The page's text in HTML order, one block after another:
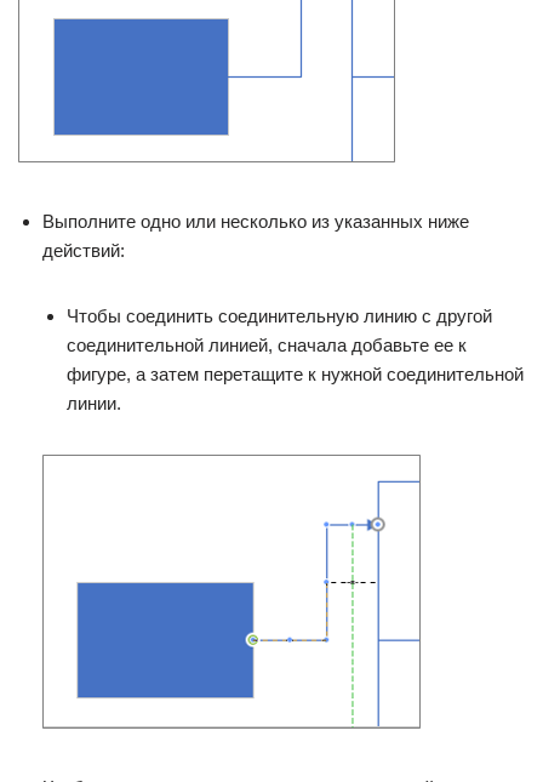
Выполните одно или несколько из указанных ниже
действий:
Чтобы соединить соединительную линию с другой
соединительной линией, сначала добавьте ее к
фигуре, а затем перетащите к нужной соединительной
линии.